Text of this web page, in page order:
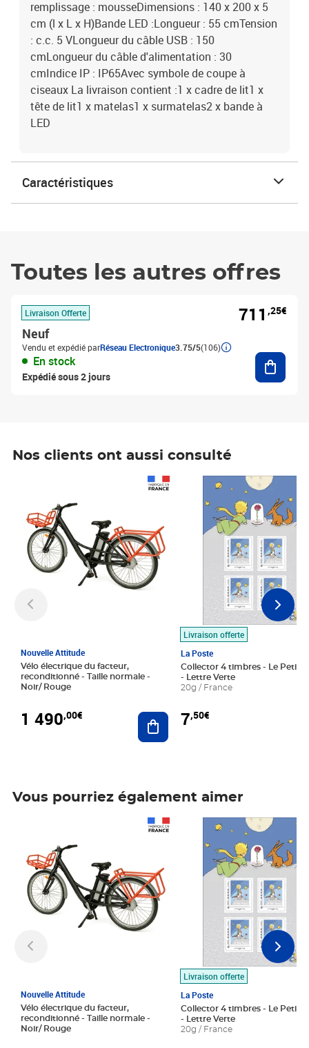
remplissage : mousseDimensions : 140 x 200 x 5
cm (l x L x H)Bande LED :Longueur : 55 cmTension
: c.c. 5 VLongueur du câble USB : 150
cmLongueur du câble d'alimentation : 30
cmIndice IP : IP65Avec symbole de coupe à
ciseaux La livraison contient :1 x cadre de lit1 x
tête de lit1 x matelas1 x surmatelas2 x bande à
LED
Caractéristiques
Toutes les autres offres
Livraison Offerte
Neuf
Vendu et expédié parRéseau Electronique3.75/5(106)
En stock
Expédié sous 2 jours
711 ,25€
Nos clients ont aussi consulté
Nouvelle Attitude
Vélo électrique du facteur,
reconditionné - Taille normale -
Noir/ Rouge
1 490,00€ Ajouter au panier
Livraison offerte
La Poste
Collector 4 timbres - Le Petit
- Lettre Verte
20g / France
7,50€
Prix 7,50€
Vous pourriez également aimer
Nouvelle Attitude
Vélo électrique du facteur,
reconditionné - Taille normale -
Noir/ Rouge
Livraison offerte
La Poste
Collector 4 timbres - Le Petit
- Lettre Verte
20g / France
Prix 7,50€